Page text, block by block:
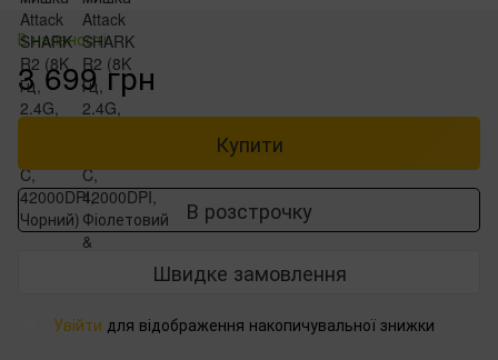
В наявності
3 699 грн
Купити
В розстрочку
Швидке замовлення
Увійти для відображення накопичувальної знижки